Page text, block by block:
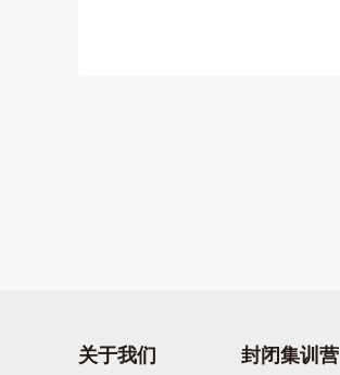
关于我们 封闭集训营